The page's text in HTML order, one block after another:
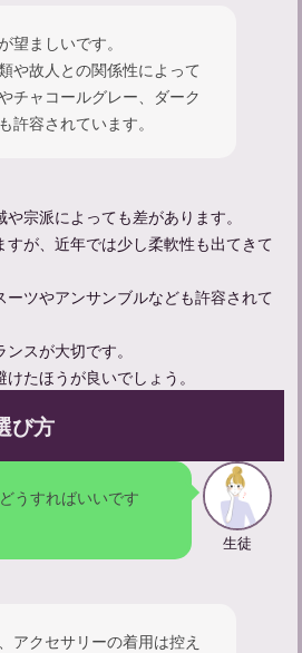
OK？マナーについて知る
望ましいです。
や故人との関係性によって
チャコールグレー、ダーク
許容されています。
宗派によっても差があります。
が、近年では少し柔軟性も出てきて
ツやアンサンブルなども許容されて
スが大切です。
たほうが良いでしょう。
び方
うすればいいです
生徒
アクセサリーの着用は控え